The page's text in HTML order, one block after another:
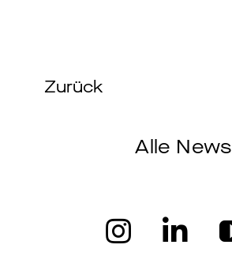
Zurück
Alle News